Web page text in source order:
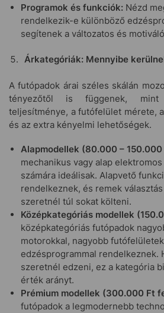
Programok és funkciók: Nézd
rendelkezik-e különböző
segítenek a változatos és
Árkategóriák: Mennyibe
A futópadok árai széles skálán
tényezőtől is függenek,
teljesítménye, a futófelület mérete,
és az extra kényelmi lehetőségek.
Alapmodellek (80.000 – 150.000
mechanikus vagy alap
számára ideálisak. Alapvető
rendelkeznek, és remek
szeretnél túl sokat költeni.
Középkategóriás modellek
középkategóriás futópadok
motorokkal, nagyobb
edzésprogrammal rendelkeznek.
szeretnél edzeni, ez a kategória
érték arányt.
Prémium modellek (300.000 Ft
futópadok a legmodernebb